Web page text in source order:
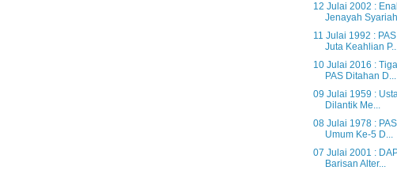
12 Julai 2002 :
Jenayah
11 Julai 1992 :
Juta Keahlian
10 Julai 2016 :
PAS Ditahan D...
09 Julai 1959 :
Dilantik Me...
08 Julai 1978 :
Umum Ke-5 D...
07 Julai 2001 :
Barisan Alter...